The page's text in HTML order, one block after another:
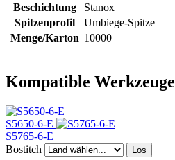
Beschichtung
Stanox
Spitzenprofil
Umbiege-Spitze
Menge/Karton 10000
Kompatible Werkzeuge
S5650-6-E
S5765-6-E
Bostitch
Los